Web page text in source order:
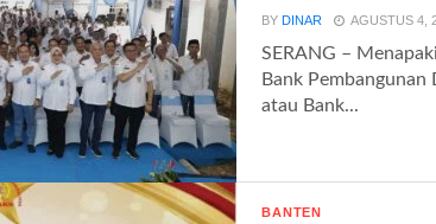
BYDINAR AGUSTUS 4,
SERANG –
Bank Pembangunan
atau Bank...
BANTEN